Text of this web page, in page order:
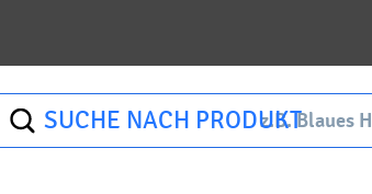
SUCHE NACH PRODUKT